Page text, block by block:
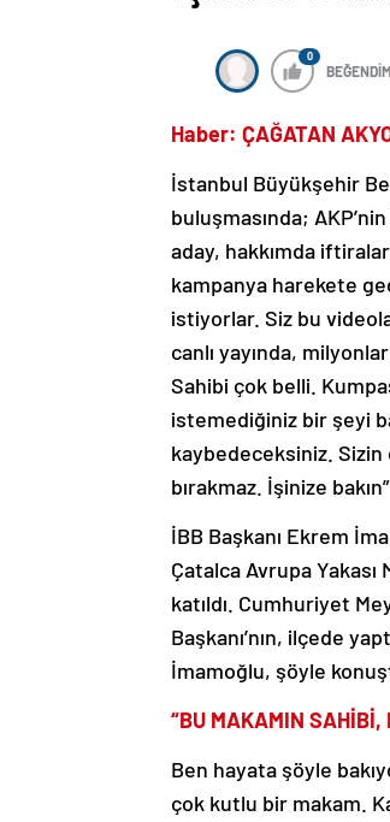
0
BEĞENDİM
Haber: ÇAĞATAN
İstanbul Büyükşehir
buluşmasında;
aday, hakkımda
kampanya harekete
istiyorlar. Siz bu
canlı yayında,
Sahibi çok belli.
istemediğiniz bir şeyi
kaybedeceksiniz. Sizin
bırakmaz. İşinize
İBB Başkanı Ekrem
Çatalca Avrupa
katıldı. Cumhuriyet
Başkanı’nın, ilçede
İmamoğlu, şöyle
“BU MAKAMIN SAHİBİ,
Ben hayata şöyle
çok kutlu bir makam.